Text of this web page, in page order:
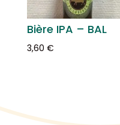
Bière IPA – BAL
3,60 €